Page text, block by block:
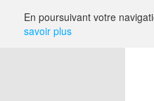
En poursuivant votre
savoir plus